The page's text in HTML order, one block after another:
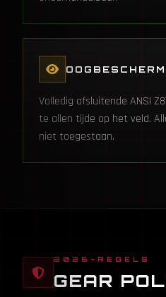
Volledig afsluitende ANSI
te allen tijde op het veld.
niet toegestaan.
2026-REGELS
GEAR